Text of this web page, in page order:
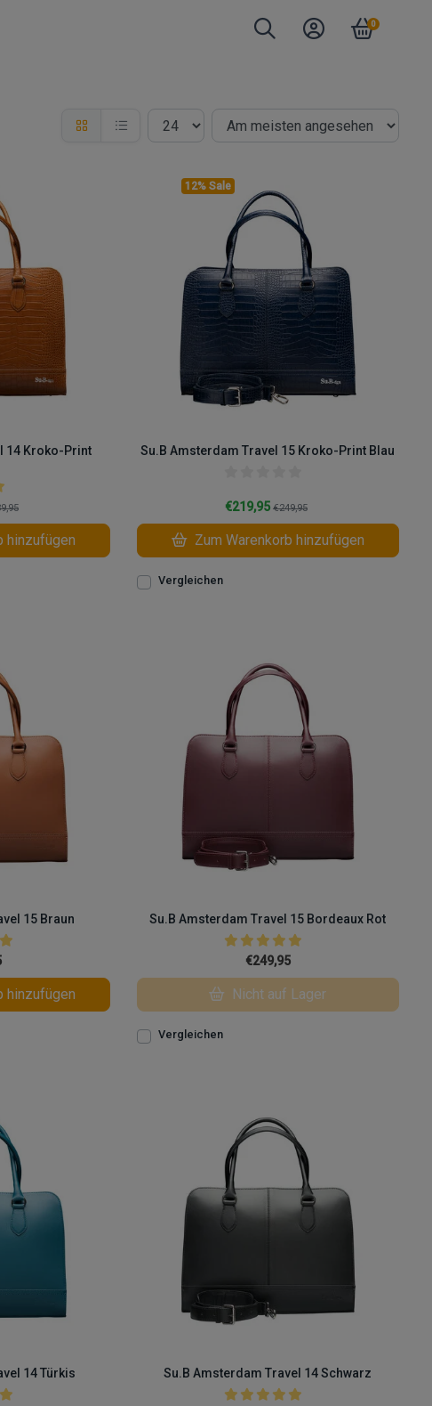
0
14 Kroko-Print
hinzufügen
12% Sale
Su.B Amsterdam Travel 15 Kroko-Print Blau
€219,95 €249,95
Zum Warenkorb hinzufügen
Vergleichen
15 Braun
hinzufügen
Su.B Amsterdam Travel 15 Bordeaux Rot
€249,95
Nicht auf Lager
Vergleichen
14 Türkis Su.B Amsterdam Travel 14 Schwarz